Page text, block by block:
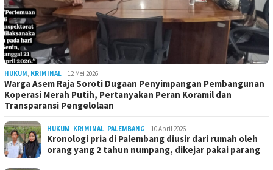
HUKUM KRIMINAL 12 Mei 2026
Warga Asem Raja Soroti Dugaan Penyimpangan Pembangunan
Koperasi Merah Putih, Pertanyakan Peran Koramil dan
Transparansi Pengelolaan
HUKUM KRIMINAL PALEMBANG 10 April 2026
Kronologi pria di Palembang diusir dari rumah oleh
orang yang 2 tahun numpang, dikejar pakai parang